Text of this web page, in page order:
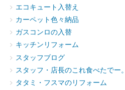
エコキュート入替え
カーペット色々納品
ガスコンロの入替
キッチンリフォーム
スタッフブログ
スタッフ・店長のこれ食べたでー。
タタミ・フスマのリフォーム